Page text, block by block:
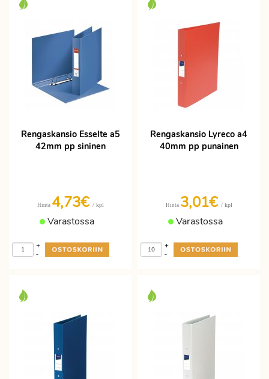
Rengaskansio Esselte a5
42mm pp sininen
Hinta 4,73€ / kpl
Varastossa
-
+
Rengaskansio Lyreco a4
40mm pp punainen
Hinta 3,01€ / kpl
Varastossa
-
+